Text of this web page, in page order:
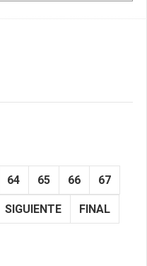
64 65 66 67
SIGUIENTE FINAL